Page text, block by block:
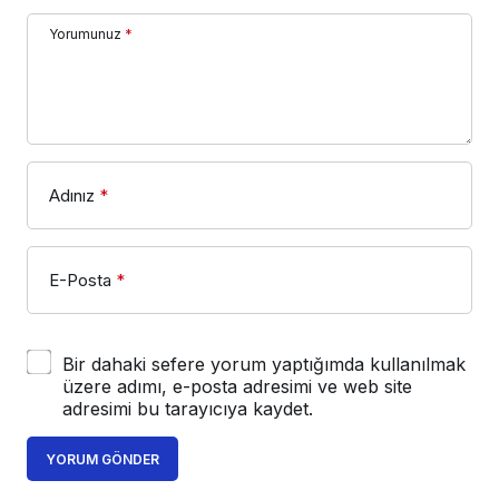
Yorumunuz *
Adınız *
E-Posta *
Bir dahaki sefere yorum yaptığımda kullanılmak
üzere adımı, e-posta adresimi ve web site
adresimi bu tarayıcıya kaydet.
YORUM GÖNDER